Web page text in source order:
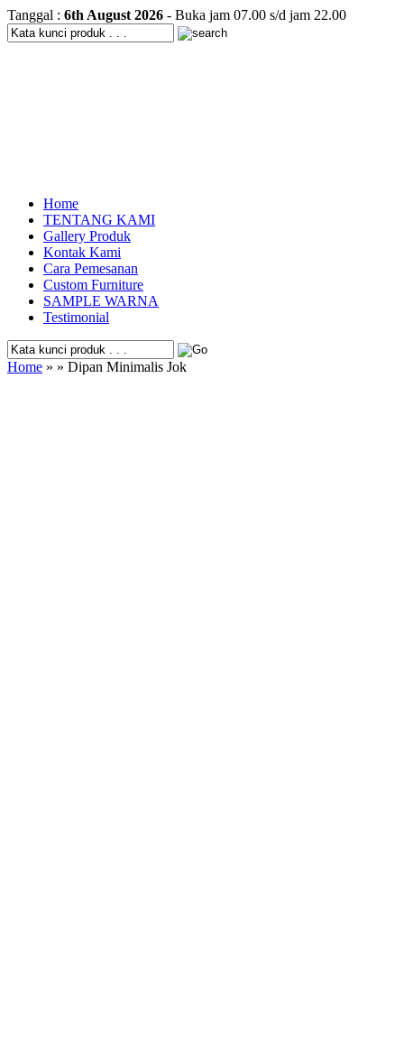
Tanggal : 6th August 2026 - Buka jam 07.00 s/d jam 22.00
Home
TENTANG KAMI
Gallery Produk
Kontak Kami
Cara Pemesanan
Custom Furniture
SAMPLE WARNA
Testimonial
Home » » Dipan Minimalis Jok